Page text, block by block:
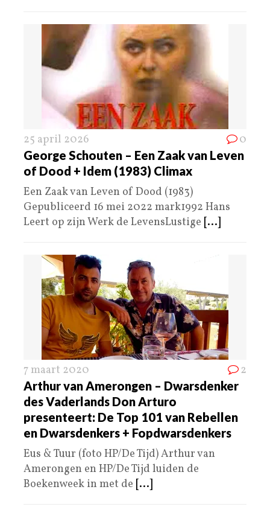
25 april 2026 0
George Schouten – Een Zaak van Leven
of Dood + Idem (1983) Climax
Een Zaak van Leven of Dood (1983)
Gepubliceerd 16 mei 2022 mark1992 Hans
Leert op zijn Werk de LevensLustige [...]
7 maart 2020 2
Arthur van Amerongen – Dwarsdenker
des Vaderlands Don Arturo
presenteert: De Top 101 van Rebellen
en Dwarsdenkers + Fopdwarsdenkers
Eus & Tuur (foto HP/De Tijd) Arthur van
Amerongen en HP/De Tijd luiden de
Boekenweek in met de [...]